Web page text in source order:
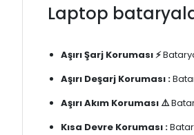
Laptop
Aşırı Şarj Koruması ⚡
Aşırı Deşarj Koruması :
Aşırı Akım Koruması ⚠️
Kısa Devre Koruması :